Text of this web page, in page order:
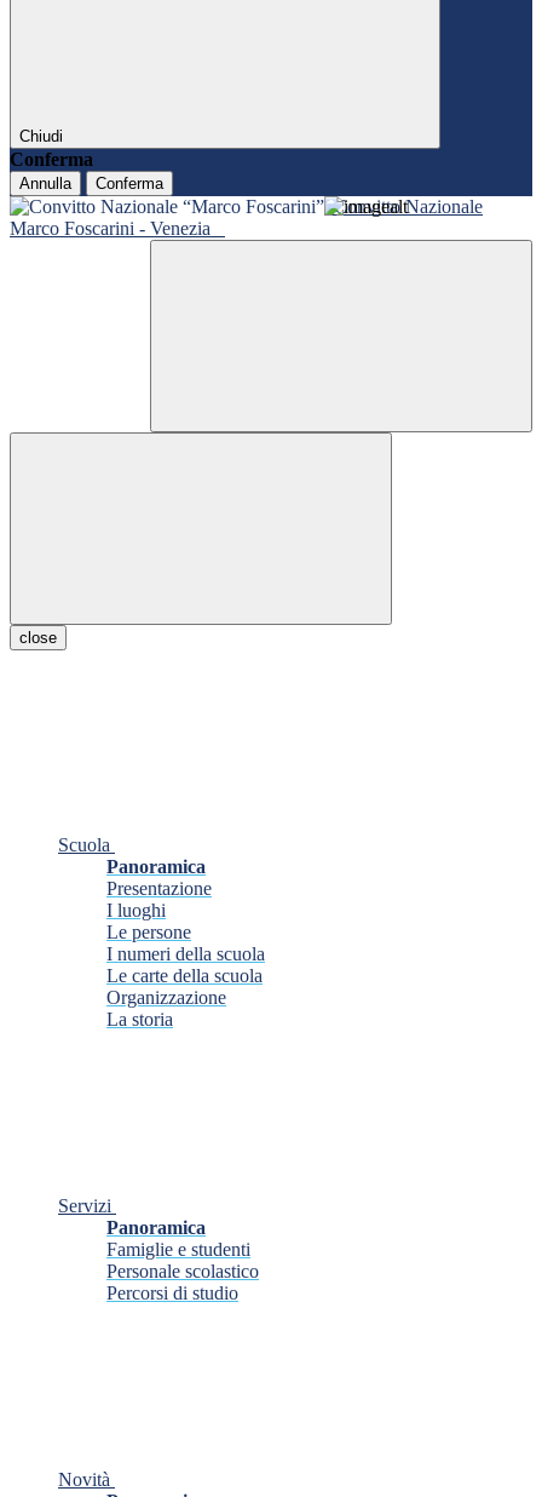
Chiudi
Conferma
Annulla Conferma
Convitto Nazionale
Marco Foscarini - Venezia
close
Scuola
Panoramica
Presentazione
I luoghi
Le persone
I numeri della scuola
Le carte della scuola
Organizzazione
La storia
Servizi
Panoramica
Famiglie e studenti
Personale scolastico
Percorsi di studio
Novità